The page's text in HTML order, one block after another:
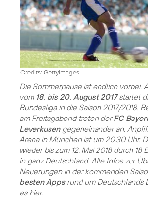
Credits: Gettyimages
Die Sommerpause ist endlich vorbei.
vom 18. bis 20. August 2017startet
Bundesliga in die Saison 2017/2018.
am Freitagabend treten derFC
Leverkusengegeneinander an.
Arena in München ist um 20.30 Uhr.
wieder bis zum 12. Mai 2018 durch 18
in ganz Deutschland. Alle Infos zur
Neuerungen in der kommenden
besten Appsrund um Deutschlands
es hier.